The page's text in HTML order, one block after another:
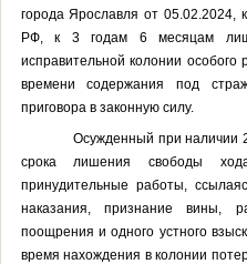
города Ярославля от
РФ, к 3 годам 6 месяцам
исправительной колонии
времени содержания под
приговора в законную силу.
Осужденный при наличии
срока лишения свободы
принудительные работы,
наказания, признание вины,
поощрения и одного устного
время нахождения в колонии